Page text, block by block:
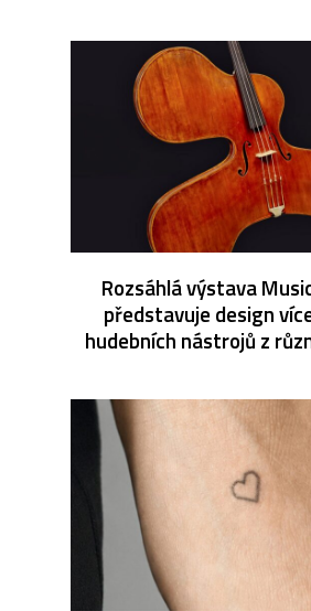
Rozsáhlá výstava
představuje design
hudebních nástrojů z